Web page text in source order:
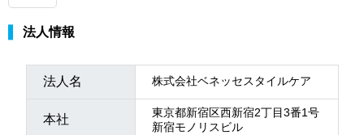
法人情報
法人名 株式会社ベネッセスタイルケア
本社
東京都新宿区西新宿2丁目3番1号
新宿モノリスビル